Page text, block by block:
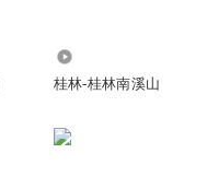
桂林-桂林南溪山